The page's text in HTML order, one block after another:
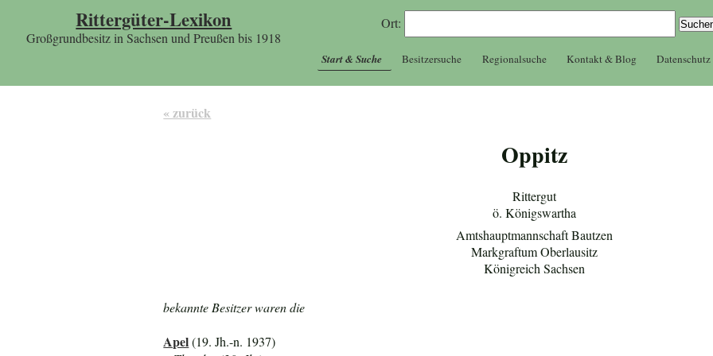
Rittergüter-Lexikon
Großgrundbesitz in Sachsen und Preußen bis 1918
Ort:
Start & Suche Besitzersuche Regionalsuche Kontakt & Blog Datenschutz
« zurück
Oppitz
Rittergut
ö. Königswartha
Amtshauptmannschaft Bautzen
Markgraftum Oberlausitz
Königreich Sachsen
bekannte Besitzer waren die
Apel(19. Jh.-n. 1937)